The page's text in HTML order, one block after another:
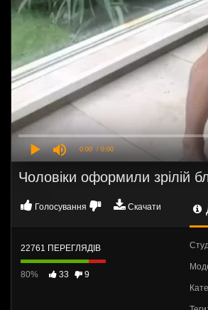
0:00 / 0:00
Чоловіки оформили зрілій
Голосування Скачати
22761 ПЕРЕГЛЯДІВ
80% 33 9